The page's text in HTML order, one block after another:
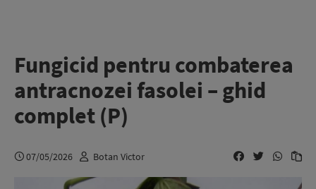
Fungicid pentru combaterea
antracnozei fasolei – ghid
complet (P)
07/05/2026 Botan Victor